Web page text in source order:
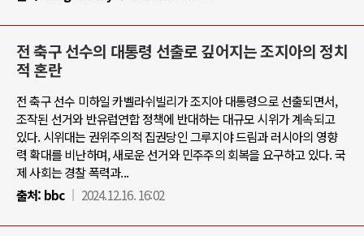
전 축구 선수의 대통령 선출로 깊어지는 조지아의 정치
적 혼란
전 축구 선수 미하일 카벨라쉬빌리가 조지아 대통령으로 선출되면서,
조작된 선거와 반유럽연합 정책에 반대하는 대규모 시위가 계속되고
있다. 시위대는 권위주의적 집권당인 그루지야 드림과 러시아의 영향
력 확대를 비난하며, 새로운 선거와 민주주의 회복을 요구하고 있다. 국
제 사회는 경찰 폭력과...
출처: bbc 2024.12.16. 16:02